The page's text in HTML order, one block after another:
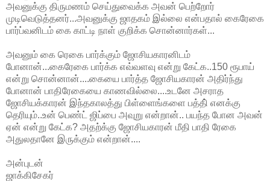
அவனுக்கு திருமணம் செய்துவைக்க அவன் பெற்றோர்
முடிவெடுத்தனர்...அவனுக்கு ஜாதகம் இல்லை என்பதால் கைரேகை
பார்ப்வனிடம் கை காட்டி நாள் குறிக்க சொன்னார்கள்...
அவனும் கை ரெகை பார்க்கும் ஜோசியகாரனிடம்
போனான்...கைரேகை பார்க்க எவ்வளவு என்று கேட்க..150 ரூபாய்
என்று சொன்னான்....கையை பார்த்த ஜோசியகாரன் அதிர்ந்து
போனான் பாதிரேகையை காணவில்லை....உடனே அசராத
ஜோசியக்காரன் இந்தகாலத்து பிள்ளைங்களை பத்தி் எனக்கு
தெரியும்..உன் பெண்ட் ஜிப்பை அவுறு என்றான்.. பயந்த போன அவன்
ஏன் என்று கேட்க? அதற்க்கு ஜோசியகாரன் மீதி பாதி ரேகை
அதுலதானே இருக்கும் என்றான்....
அன்புடன்
ஜாக்கிசேகர்